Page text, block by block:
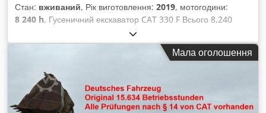
Стан: вживаний, Рік виготовлення: 2019, мотогодини:
8 240 h, Гусеничний екскаватор CAT 330 F Всього 8,240
напрацювання годин Відмінний технічний стан Двигун: Cat
C7.1, потужність приблизно 195 кВт / 261 к.с.
Dwsdpfjzrrnnox Al Aja Експлуатаційна маса: близько 30 900
кг Швидкість руху: близько 5,3 км/год Глибина копання: до
7,24 м Радіус дії: близько 10,8 м Обʼєм ковша: близько 1,7 м³
Транспортна довжина: близько 10,4 м Транспортна висота:
близько 3,4 м Ширина (з 800 мм гусеницями): близько 3,2 м
Мала оголошення